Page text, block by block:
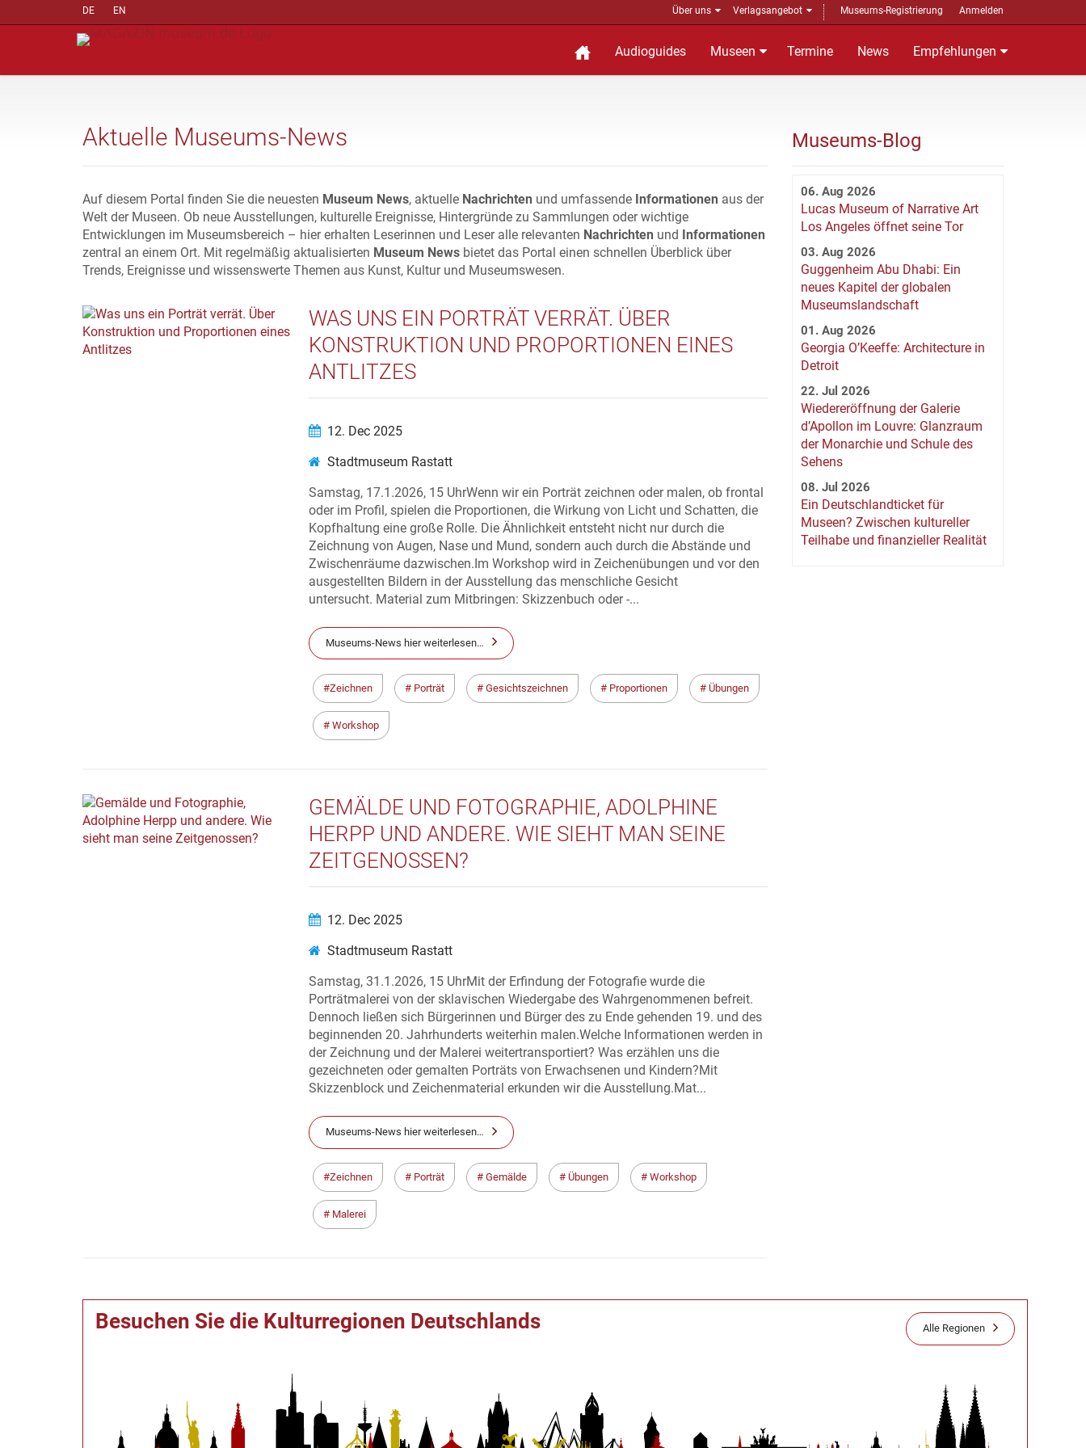
DE EN Über uns Verlagsangebot Museums-Registrierung Anmelden
Audioguides Museen Termine News Empfehlungen
Aktuelle Museums-News
Auf diesem Portal finden Sie die neuesten Museum News, aktuelle Nachrichten und umfassende Informationen aus der
Welt der Museen. Ob neue Ausstellungen, kulturelle Ereignisse, Hintergründe zu Sammlungen oder wichtige
Entwicklungen im Museumsbereich – hier erhalten Leserinnen und Leser alle relevanten Nachrichten und Informationen
zentral an einem Ort. Mit regelmäßig aktualisierten Museum News bietet das Portal einen schnellen Überblick über
Trends, Ereignisse und wissenswerte Themen aus Kunst, Kultur und Museumswesen.
WAS UNS EIN PORTRÄT VERRÄT. ÜBER
KONSTRUKTION UND PROPORTIONEN EINES
ANTLITZES
12. Dec 2025
Stadtmuseum Rastatt
Samstag, 17.1.2026, 15 UhrWenn wir ein Porträt zeichnen oder malen, ob frontal
oder im Profil, spielen die Proportionen, die Wirkung von Licht und Schatten, die
Kopfhaltung eine große Rolle. Die Ähnlichkeit entsteht nicht nur durch die
Zeichnung von Augen, Nase und Mund, sondern auch durch die Abstände und
Zwischenräume dazwischen.Im Workshop wird in Zeichenübungen und vor den
ausgestellten Bildern in der Ausstellung das menschliche Gesicht
untersucht. Material zum Mitbringen: Skizzenbuch oder -...
Museums-News hier weiterlesen…
Zeichnen Porträt Gesichtszeichnen Proportionen Übungen
Workshop
GEMÄLDE UND FOTOGRAPHIE, ADOLPHINE
HERPP UND ANDERE. WIE SIEHT MAN SEINE
ZEITGENOSSEN?
12. Dec 2025
Stadtmuseum Rastatt
Samstag, 31.1.2026, 15 UhrMit der Erfindung der Fotografie wurde die
Porträtmalerei von der sklavischen Wiedergabe des Wahrgenommenen befreit.
Dennoch ließen sich Bürgerinnen und Bürger des zu Ende gehenden 19. und des
beginnenden 20. Jahrhunderts weiterhin malen.Welche Informationen werden in
der Zeichnung und der Malerei weitertransportiert? Was erzählen uns die
gezeichneten oder gemalten Porträts von Erwachsenen und Kindern?Mit
Skizzenblock und Zeichenmaterial erkunden wir die Ausstellung.Mat...
Museums-News hier weiterlesen…
Zeichnen Porträt Gemälde Übungen Workshop
Malerei
Besuchen Sie die Kulturregionen Deutschlands Alle Regionen
Museums-Blog
06. Aug 2026
Lucas Museum of Narrative Art
Los Angeles öffnet seine Tor
03. Aug 2026
Guggenheim Abu Dhabi: Ein
neues Kapitel der globalen
Museumslandschaft
01. Aug 2026
Georgia O’Keeffe: Architecture in
Detroit
22. Jul 2026
Wiedereröffnung der Galerie
d’Apollon im Louvre: Glanzraum
der Monarchie und Schule des
Sehens
08. Jul 2026
Ein Deutschlandticket für
Museen? Zwischen kultureller
Teilhabe und finanzieller Realität